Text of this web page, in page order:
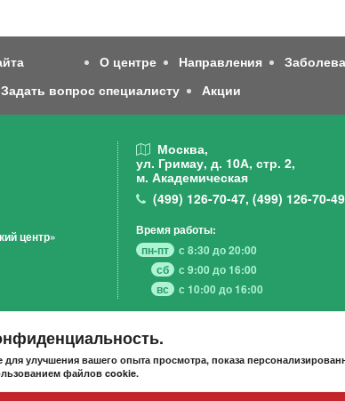
О центре Направления
Задать вопрос специалисту Акции
центр»
Москва,
ул. Гримау, д. 10А, стр. 2,
м. Академическая
(499) 126-70-47, (499) 126-70-49
Время работы:
пн-пт
с 8:30 до 20:00
сб
с 9:00 до 16:00
вс
с 10:00 до 16:00
улучшения вашего опыта просмотра, показа
файлов cookie.